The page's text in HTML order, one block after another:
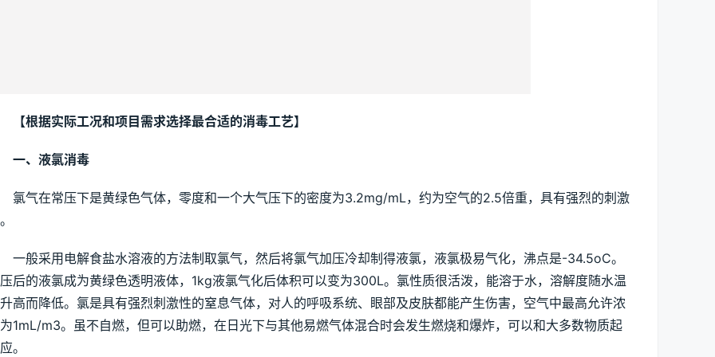
【根据实际工况和项目需求选择最合适的消毒工艺】
一、液氯消毒
气在常压下是黄绿色气体，零度和一个大气压下的密度为3.2mg/mL，约为空气的2.5倍重，具有强烈的刺激
般采用电解食盐水溶液的方法制取氯气，然后将氯气加压冷却制得液氯，液氯极易气化，沸点是-34.5oC。
后的液氯成为黄绿色透明液体，1kg液氯气化后体积可以变为300L。氯性质很活泼，能溶于水，溶解度随水温
高而降低。氯是具有强烈刺激性的窒息气体，对人的呼吸系统、眼部及皮肤都能产生伤害，空气中最高允许浓
1mL/m3。虽不自燃，但可以助燃，在日光下与其他易燃气体混合时会发生燃烧和爆炸，可以和大多数物质起
。